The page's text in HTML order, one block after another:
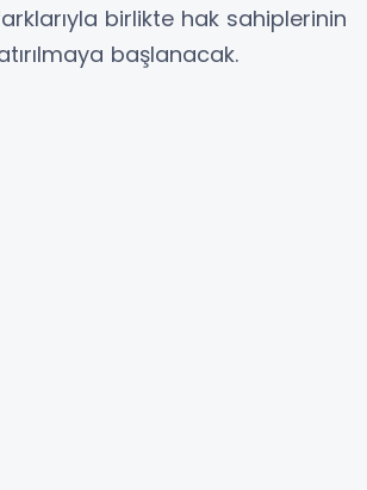
birlikte hak sahiplerinin
başlanacak.